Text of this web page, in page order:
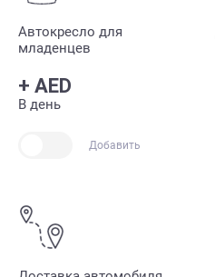
Автокресло для
младенцев
+ AED
В день
Добавить